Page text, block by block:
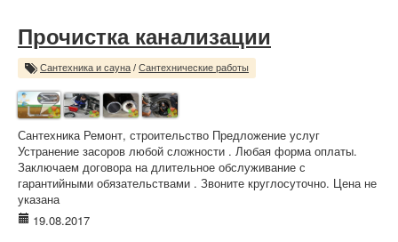
Прочистка канализации
Сантехника и сауна / Сантехнические работы
Сантехника Ремонт, строительство Предложение услуг
Устранение засоров любой сложности . Любая форма оплаты.
Заключаем договора на длительное обслуживание с
гарантийными обязательствами . Звоните круглосуточно. Цена не
указана
19.08.2017